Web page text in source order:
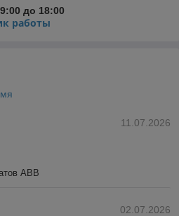
до 18:00
работы
11.07.2026
ABB
02.07.2026